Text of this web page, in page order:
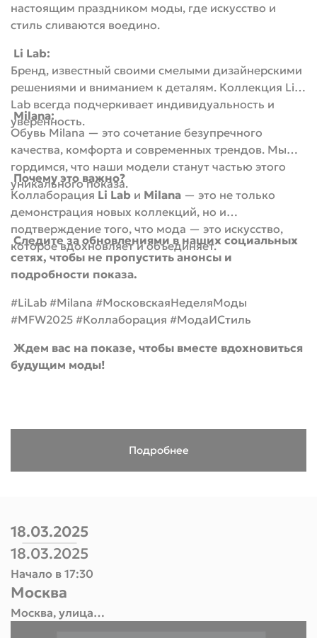
настоящим праздником моды, где искусство и
стиль сливаются воедино.
Li Lab:
Бренд, известный своими смелыми дизайнерскими
решениями и вниманием к деталям. Коллекция Li
Lab всегда подчеркивает индивидуальность и
уверенность.
Milana:
Обувь Milana — это сочетание безупречного
качества, комфорта и современных трендов. Мы
гордимся, что наши модели станут частью этого
уникального показа.
Почему это важно?
Коллаборация Li Lab и Milana — это не только
демонстрация новых коллекций, но и
подтверждение того, что мода — это искусство,
которое вдохновляет и объединяет.
Следите за обновлениями в наших социальных
сетях, чтобы не пропустить анонсы и
подробности показа.
#LiLab #Milana #МосковскаяНеделяМоды
#MFW2025 #Коллаборация #МодаИСтиль
Ждем вас на показе, чтобы вместе вдохновиться
будущим моды!
Подробнее
18.03.2025
18.03.2025
Начало в 17:30
Москва
Москва, улица